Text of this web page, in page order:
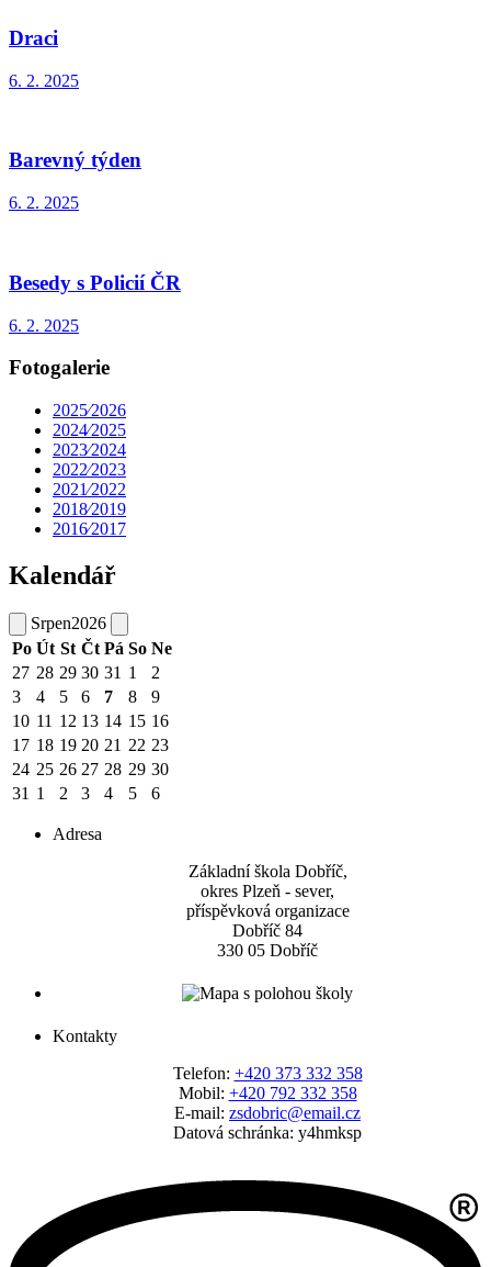
Draci
6. 2. 2025
Barevný týden
6. 2. 2025
Besedy s Policií ČR
6. 2. 2025
Fotogalerie
2025⁄2026
2024⁄2025
2023⁄2024
2022⁄2023
2021⁄2022
2018⁄2019
2016⁄2017
Kalendář
Srpen2026
Po Út St Čt Pá So Ne
27 28 29 30 31 1
2
3
4 5 6 7 8
9
10 11 12 13 14 15 16
17 18 19 20 21 22 23
24 25 26 27 28 29 30
31 1 2 3 4 5 6
Adresa
Základní škola Dobříč,
okres Plzeň - sever,
příspěvková organizace
Dobříč 84
330 05 Dobříč
Kontakty
Telefon: +420 373 332 358
Mobil: +420 792 332 358
E-mail: zsdobric@email.cz
Datová schránka: y4hmksp